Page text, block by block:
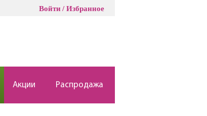
Войти Избранное
Акции Распродажа